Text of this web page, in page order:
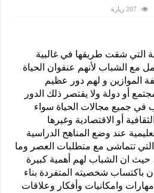
207 زيارة
التي شقت طريقها في غالبية
مع الشباب لأنهم عنفوان الحياة
الموازين و لهم دور عظيم
أو دولة ولا يقتصر ذلك الدور
جميع مجالات الحياة سواء
أو الاقتصادية وغيرها
عند وضع المناهج الدراسية
التي تتماشى مع متطلبات العصر وما
ان الشباب لهم أهمية كبيرة
باكتساب شخصيته المتفردة بناء
وامكانيات وأفكار وعلاقات